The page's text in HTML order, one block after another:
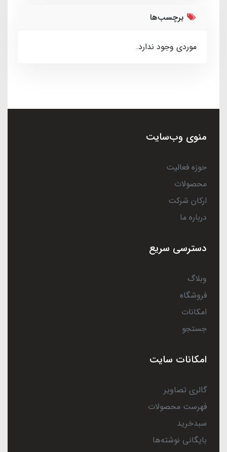
برچسب‌ها
موردی وجود ندارد.
منوی وب‌سایت
حوزه فعالیت
محصولات
ارکان شرکت
درباره ما
دسترسی سریع
وبلاگ
فروشگاه
امکانات
جستجو
امکانات سایت
گالری تصاویر
فهرست محصولات
سبدخرید
بایگانی نوشته‌ها